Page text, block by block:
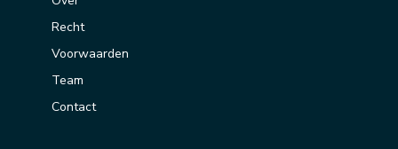
Recht
Voorwaarden
Team
Contact